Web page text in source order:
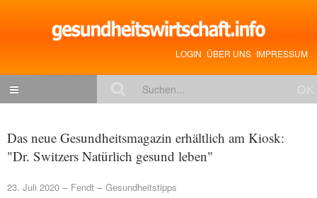
LOGIN ÜBER UNS IMPRESSUM
Gesundheitspolitik
Das neue Gesundheitsmagazin erhältlich am Kiosk:
"Dr. Switzers Natürlich gesund leben"
23. Juli 2020 Fendt Gesundheitstipps